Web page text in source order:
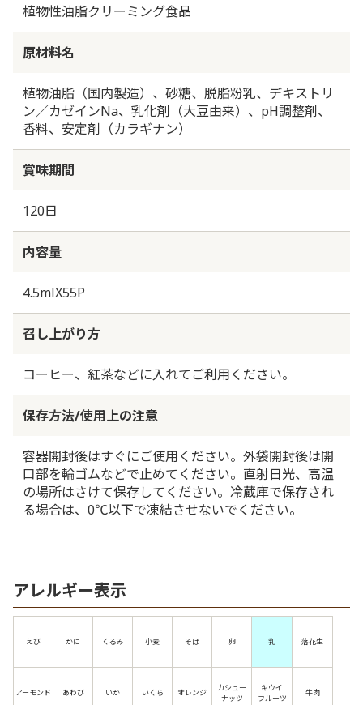
植物性油脂クリーミング食品
原材料名
植物油脂（国内製造）、砂糖、脱脂粉乳、デキストリ
ン／カゼインNa、乳化剤（大豆由来）、pH調整剤、
香料、安定剤（カラギナン）
賞味期間
120日
内容量
4.5mlX55P
召し上がり方
コーヒー、紅茶などに入れてご利用ください。
保存方法/使用上の注意
容器開封後はすぐにご使用ください。外袋開封後は開
口部を輪ゴムなどで止めてください。直射日光、高温
の場所はさけて保存してください。冷蔵庫で保存され
る場合は、0℃以下で凍結させないでください。
アレルギー表示
えび かに くるみ 小麦 そば 卵 乳 落花生
アーモンド あわび いか いくら オレンジ
カシュー
ナッツ
キウイ
フルーツ
牛肉